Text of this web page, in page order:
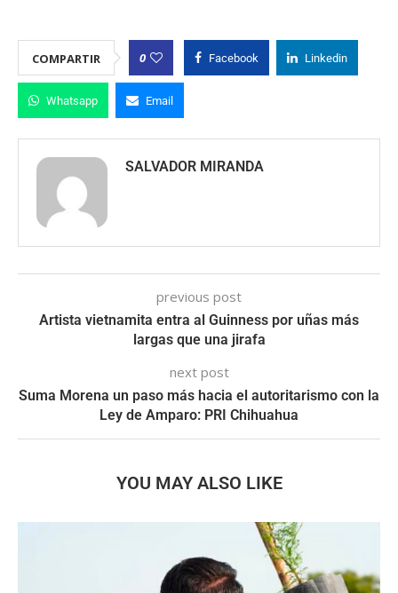
COMPARTIR 0 Facebook Linkedin
Whatsapp Email
SALVADOR MIRANDA
previous post
Artista vietnamita entra al Guinness por uñas más
largas que una jirafa
next post
Suma Morena un paso más hacia el autoritarismo con la
Ley de Amparo: PRI Chihuahua
YOU MAY ALSO LIKE